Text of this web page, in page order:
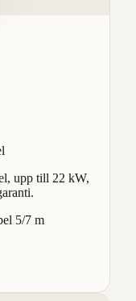
upp till 22 kW,
5/7 m